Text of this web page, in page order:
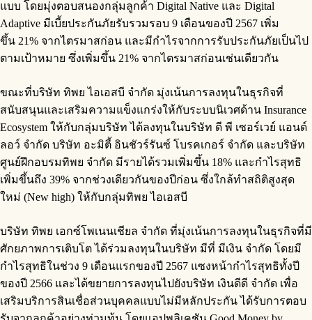
แบบ โดยมุ่งตอบสนองกลุ่มลูกค้า Digital Native และ Digital
Adaptive มีเบี้ยประกันภัยรับรวมรอบ 9 เดือนของปี 2567 เพิ่ม
ขึ้น 21% จากไตรมาสก่อน และมีกำไรจากการรับประกันภัยเป็นไป
ตามเป้าหมาย ซึ่งเพิ่มขึ้น 21% จากไตรมาสก่อนเช่นเดียวกัน
ขณะที่บริษัท ทิพย ไอเอสบี จำกัด มุ่งเน้นการลงทุนในธุรกิจที่
สนับสนุนและเสริมความแข็งแกร่งให้กับระบบนิเวศด้าน Insurance
Ecosystem ให้กับกลุ่มบริษัท ได้ลงทุนในบริษัท ดี พี เซอร์เวย์ แอนด์
ลอว์ จำกัด บริษัท อะมิตี้ อินชัวร์รันซ์ โบรคเกอร์ จำกัด และบริษัท
ศูนย์ฝึกอบรมทิพย จำกัด มีรายได้รวมเพิ่มขึ้น 18% และกำไรสุทธิ
เพิ่มขึ้นถึง 39% จากช่วงเดียวกันของปีก่อน ซึ่งใกล้ทำสถิติสูงสุด
ใหม่ (New high) ให้กับกลุ่มทิพย ไอเอสบี
บริษัท ทิพย เอกซ์โพเนนเชียล จำกัด ที่มุ่งเน้นการลงทุนในธุรกิจที่มี
ศักยภาพการเติบโต ได้ร่วมลงทุนในบริษัท มีที่ มีเงิน จำกัด โดยมี
กำไรสุทธิในช่วง 9 เดือนแรกของปี 2567 แซงหน้ากำไรสุทธิทั้งปี
ของปี 2566 และได้ขยายการลงทุนไปยังบริษัท เงินดีดี จำกัด เพื่อ
เสริมบริการสินเชื่อส่วนบุคคลแบบไม่มีหลักประกัน ได้รับการตอบ